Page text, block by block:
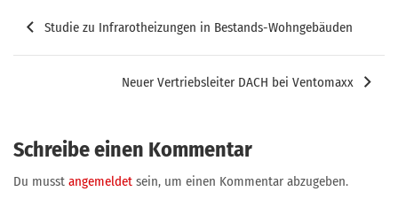
Beitragsnavigation
Studie zu Infrarotheizungen in Bestands-Wohngebäuden
Neuer Vertriebsleiter DACH bei Ventomaxx
Schreibe einen Kommentar
Du musst angemeldet sein, um einen Kommentar abzugeben.